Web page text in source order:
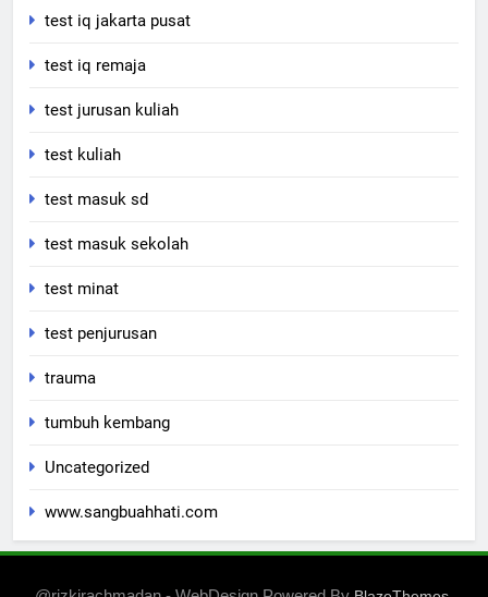
test iq jakarta pusat
test iq remaja
test jurusan kuliah
test kuliah
test masuk sd
test masuk sekolah
test minat
test penjurusan
trauma
tumbuh kembang
Uncategorized
www.sangbuahhati.com